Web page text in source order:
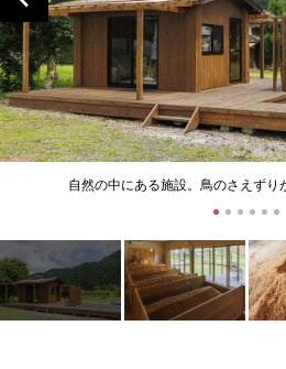
自然の中にある施設。鳥のさえずり